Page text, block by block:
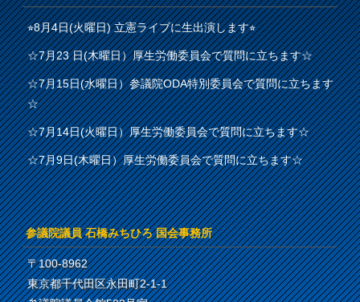
⭐︎8月4日(火曜日) 立憲ライブに生出演します⭐︎
☆7月23 日(木曜日）厚生労働委員会で質問に立ちます☆
☆7月15日(水曜日）参議院ODA特別委員会で質問に立ちます
☆
☆7月14日(火曜日）厚生労働委員会で質問に立ちます☆
☆7月9日(木曜日）厚生労働委員会で質問に立ちます☆
参議院議員 石橋みちひろ 国会事務所
〒100-8962
東京都千代田区永田町2-1-1